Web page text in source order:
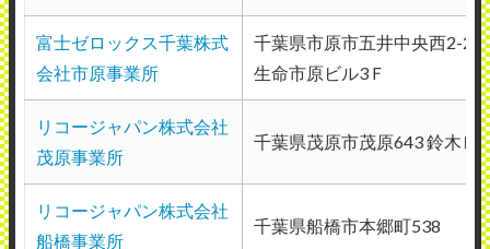
なく、安心してプリンターを利用できてい
ます。 担当者の説明も比較的わかりやす
く、基本的な対応には満足しています。 た
だし、機械に不具合が発生した際、連絡し
ことがあり、その点は改善してほしいと感
じます。 また、消耗品の交換時期につい
富士ゼロックス千葉株式
会社市原事業所
千葉県市原市五井中央西2-
生命市原ビル3Ｆ
リコージャパン株式会社
茂原事業所
千葉県茂原市茂原643 鈴木ビ
リコージャパン株式会社
船橋事業所
千葉県船橋市本郷町538